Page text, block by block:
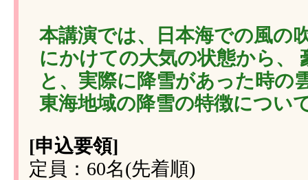
本講演では、日本海での風の
にかけての大気の状態から、
と、実際に降雪があった時の
東海地域の降雪の特徴につい
[申込要領]
定員：60名(先着順)